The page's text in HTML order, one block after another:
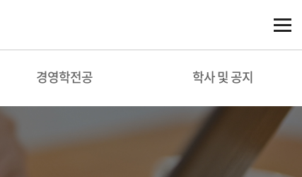
경영학전공 학사 및 공지